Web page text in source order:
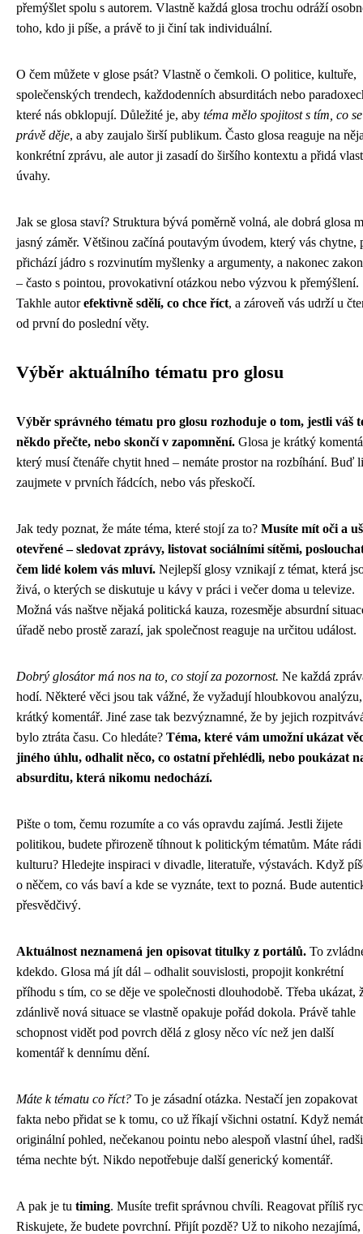
přemýšlet spolu s autorem. Vlastně každá glosa trochu odráží
toho, kdo ji píše, a právě to ji činí tak individuální.
O čem můžete v glose psát? Vlastně o čemkoli. O politice, kultuře,
společenských trendech, každodenních absurditách nebo
které nás obklopují. Důležité je, aby téma mělo spojitost s tím, co se
právě děje, a aby zaujalo širší publikum. Často glosa reaguje na
konkrétní zprávu, ale autor ji zasadí do širšího kontextu a přidá
úvahy.
Jak se glosa staví? Struktura bývá poměrně volná, ale dobrá glosa
jasný záměr. Většinou začíná poutavým úvodem, který vás chytne,
přichází jádro s rozvinutím myšlenky a argumenty, a nakonec
– často s pointou, provokativní otázkou nebo výzvou k přemýšlení.
Takhle autorefektivně sdělí, co chce říct, a zároveň vás udrží u
od první do poslední věty.
Výběr aktuálního tématu pro glosu
Výběr správného tématu pro glosu rozhoduje o tom, jestli váš
někdo přečte, nebo skončí v zapomnění. Glosa je krátký
který musí čtenáře chytit hned – nemáte prostor na rozbíhání. Buď
zaujmete v prvních řádcích, nebo vás přeskočí.
Jak tedy poznat, že máte téma, které stojí za to? Musíte mít oči a
otevřené – sledovat zprávy, listovat sociálními sítěmi,
čem lidé kolem vás mluví. Nejlepší glosy vznikají z témat, která
živá, o kterých se diskutuje u kávy v práci i večer doma u televize.
Možná vás naštve nějaká politická kauza, rozesměje absurdní
úřadě nebo prostě zarazí, jak společnost reaguje na určitou událost.
Dobrý glosátor má nos na to, co stojí za pozornost. Ne každá
hodí. Některé věci jsou tak vážné, že vyžadují hloubkovou
krátký komentář. Jiné zase tak bezvýznamné, že by jejich
bylo ztráta času. Co hledáte? Téma, které vám umožní ukázat
jiného úhlu, odhalit něco, co ostatní přehlédli, nebo poukázat
absurditu, která nikomu nedochází.
Pište o tom, čemu rozumíte a co vás opravdu zajímá. Jestli žijete
politikou, budete přirozeně tíhnout k politickým tématům. Máte rádi
kulturu? Hledejte inspiraci v divadle, literatuře, výstavách. Když
o něčem, co vás baví a kde se vyznáte, text to pozná. Bude
přesvědčivý.
Aktuálnost neznamená jen opisovat titulky z portálů. To
kdekdo. Glosa má jít dál – odhalit souvislosti, propojit konkrétní
příhodu s tím, co se děje ve společnosti dlouhodobě. Třeba ukázat,
zdánlivě nová situace se vlastně opakuje pořád dokola. Právě tahle
schopnost vidět pod povrch dělá z glosy něco víc než jen další
komentář k dennímu dění.
Máte k tématu co říct? To je zásadní otázka. Nestačí jen zopakovat
fakta nebo přidat se k tomu, co už říkají všichni ostatní. Když
originální pohled, nečekanou pointu nebo alespoň vlastní úhel, radši
téma nechte být. Nikdo nepotřebuje další generický komentář.
A pak je tu timing. Musíte trefit správnou chvíli. Reagovat příliš
Riskujete, že budete povrchní. Přijít pozdě? Už to nikoho nezajímá,